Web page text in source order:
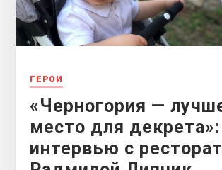
ГЕРОИ
«Черногория —
место для декрета»:
интервью с